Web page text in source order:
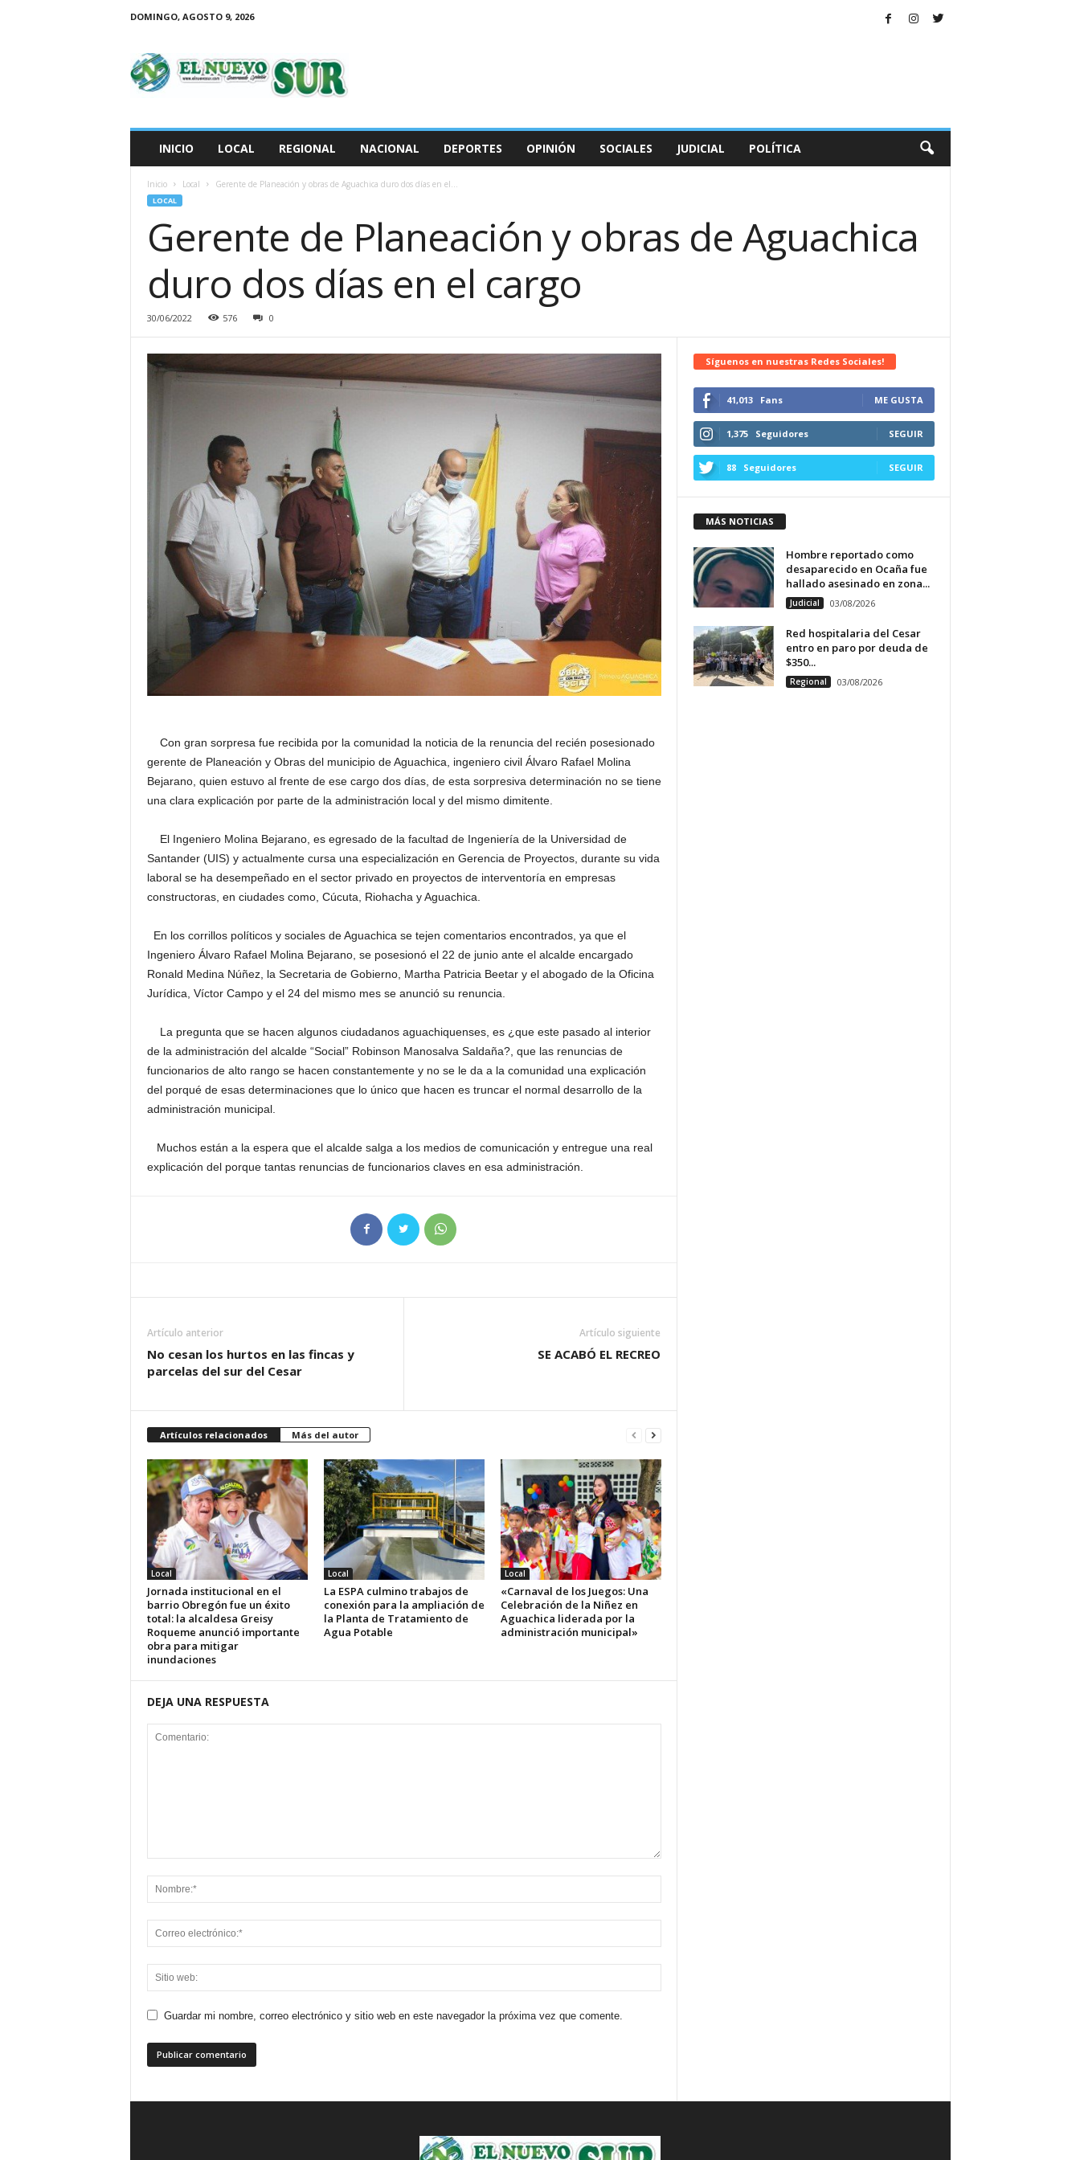
DOMINGO, AGOSTO 9, 2026
N
INICIO LOCAL REGIONAL NACIONAL DEPORTES OPINIÓN SOCIALES JUDICIAL POLÍTICA
Inicio Local Gerente de Planeación y obras de Aguachica duro dos días en el...
LOCAL
Gerente de Planeación y obras de Aguachica
duro dos días en el cargo
30/06/2022 576 0
Con gran sorpresa fue recibida por la comunidad la noticia de la renuncia del recién posesionado
gerente de Planeación y Obras del municipio de Aguachica, ingeniero civil Álvaro Rafael Molina
Bejarano, quien estuvo al frente de ese cargo dos días, de esta sorpresiva determinación no se tiene
una clara explicación por parte de la administración local y del mismo dimitente.
El Ingeniero Molina Bejarano, es egresado de la facultad de Ingeniería de la Universidad de
Santander (UIS) y actualmente cursa una especialización en Gerencia de Proyectos, durante su vida
laboral se ha desempeñado en el sector privado en proyectos de interventoría en empresas
constructoras, en ciudades como, Cúcuta, Riohacha y Aguachica.
En los corrillos políticos y sociales de Aguachica se tejen comentarios encontrados, ya que el
Ingeniero Álvaro Rafael Molina Bejarano, se posesionó el 22 de junio ante el alcalde encargado
Ronald Medina Núñez, la Secretaria de Gobierno, Martha Patricia Beetar y el abogado de la Oficina
Jurídica, Víctor Campo y el 24 del mismo mes se anunció su renuncia.
La pregunta que se hacen algunos ciudadanos aguachiquenses, es ¿que este pasado al interior
de la administración del alcalde “Social” Robinson Manosalva Saldaña?, que las renuncias de
funcionarios de alto rango se hacen constantemente y no se le da a la comunidad una explicación
del porqué de esas determinaciones que lo único que hacen es truncar el normal desarrollo de la
administración municipal.
Muchos están a la espera que el alcalde salga a los medios de comunicación y entregue una real
explicación del porque tantas renuncias de funcionarios claves en esa administración.
Artículo anterior
No cesan los hurtos en las fincas y
parcelas del sur del Cesar
Artículo siguiente
SE ACABÓ EL RECREO
Artículos relacionados Más del autor
Local
Jornada institucional en el
barrio Obregón fue un éxito
total: la alcaldesa Greisy
Roqueme anunció importante
obra para mitigar
inundaciones
Local
La ESPA culmino trabajos de
conexión para la ampliación de
la Planta de Tratamiento de
Agua Potable
Local
«Carnaval de los Juegos: Una
Celebración de la Niñez en
Aguachica liderada por la
administración municipal»
DEJA UNA RESPUESTA
Guardar mi nombre, correo electrónico y sitio web en este navegador la próxima vez que comente.
Síguenos en nuestras Redes Sociales!
41,013 Fans ME GUSTA
1,375 Seguidores SEGUIR
88 Seguidores SEGUIR
MÁS NOTICIAS
Hombre reportado como
desaparecido en Ocaña fue
hallado asesinado en zona...
Judicial 03/08/2026
Red hospitalaria del Cesar
entro en paro por deuda de
$350...
Regional 03/08/2026